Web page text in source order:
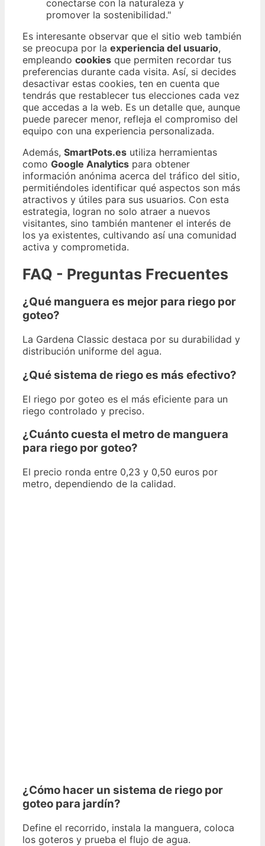
conectarse con la naturaleza y
promover la sostenibilidad."
Es interesante observar que el sitio web también
se preocupa por la experiencia del usuario,
empleando cookies que permiten recordar tus
preferencias durante cada visita. Así, si decides
desactivar estas cookies, ten en cuenta que
tendrás que restablecer tus elecciones cada vez
que accedas a la web. Es un detalle que, aunque
puede parecer menor, refleja el compromiso del
equipo con una experiencia personalizada.
Además, SmartPots.es utiliza herramientas
como Google Analytics para obtener
información anónima acerca del tráfico del sitio,
permitiéndoles identificar qué aspectos son más
atractivos y útiles para sus usuarios. Con esta
estrategia, logran no solo atraer a nuevos
visitantes, sino también mantener el interés de
los ya existentes, cultivando así una comunidad
activa y comprometida.
FAQ - Preguntas Frecuentes
¿Qué manguera es mejor para riego por
goteo?
La Gardena Classic destaca por su durabilidad y
distribución uniforme del agua.
¿Qué sistema de riego es más efectivo?
El riego por goteo es el más eficiente para un
riego controlado y preciso.
¿Cuánto cuesta el metro de manguera
para riego por goteo?
El precio ronda entre 0,23 y 0,50 euros por
metro, dependiendo de la calidad.
¿Cómo hacer un sistema de riego por
goteo para jardín?
Define el recorrido, instala la manguera, coloca
los goteros y prueba el flujo de agua.